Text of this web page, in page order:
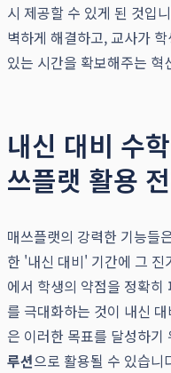
시 제공할 수 있게 된 것입
벽하게 해결하고, 교사가
있는 시간을 확보해주는 혁
내신 대비 수
쓰플랫 활용
매쓰플랫의 강력한 기능들
한 '내신 대비' 기간에 그
에서 학생의 약점을 정확
를 극대화하는 것이 내신
은 이러한 목표를 달성하기
루션으로 활용될 수 있습니